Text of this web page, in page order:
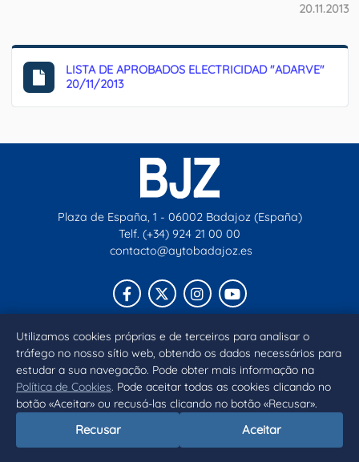
Utilizamos cookies próprias e de terceiros para analisar o
tráfego no nosso sítio web, obtendo os dados necessários para
estudar a sua navegação. Pode obter mais informação na
Política de Cookies. Pode aceitar todas as cookies clicando no
botão «Aceitar» ou recusá-las clicando no botão «Recusar».
Recusar Aceitar
20.11.2013
LISTA DE APROBADOS ELECTRICIDAD "ADARVE"
20/11/2013
Plaza de España, 1 - 06002 Badajoz (España)
Telf. (+34) 924 21 00 00
contacto@aytobadajoz.es
Facebook
X InstagramYouTube
Inicio Aviso legal Privacidad Política de Cookies
Declaración de accesibilidad